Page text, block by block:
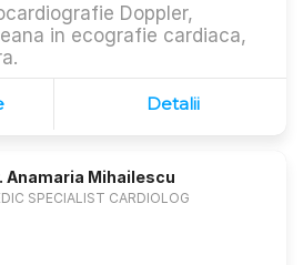
Doppler,
in ecografie cardiaca,
Detalii
Anamaria Mihailescu
SPECIALIST CARDIOLOG